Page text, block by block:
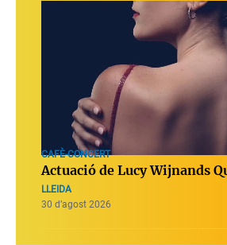
CAFÈ-CONCERT
Actuació de Lucy Wijnands
LLEIDA
30 d’agost 2026